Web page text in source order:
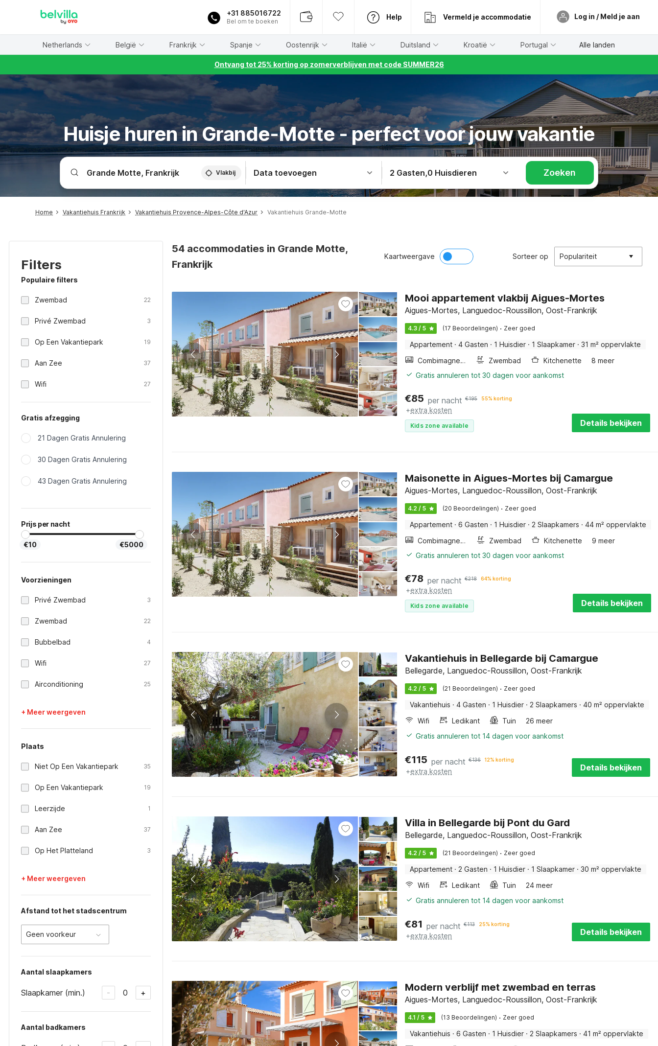
+31 885016722
Bel om te boeken
Help Vermeld je accommodatie Log in / Meld je aan
Netherlands België Frankrijk Spanje Oostenrijk Italië Duitsland Kroatië Portugal Alle landen
Ontvang tot 25% korting op zomerverblijven met code SUMMER26
Huisje huren in Grande-Motte - perfect voor jouw vakantie
Vlakbij Data toevoegen 2 Gasten,0 Huisdieren Zoeken
Home Vakantiehuis Frankrijk Vakantiehuis Provence-Alpes-Côte d'Azur Vakantiehuis Grande-Motte
Filters
Populaire filters
Zwembad 22
Privé Zwembad 3
Op Een Vakantiepark 19
Aan Zee 37
Wifi 27
Gratis afzegging
21 Dagen Gratis Annulering
30 Dagen Gratis Annulering
43 Dagen Gratis Annulering
Prijs per nacht
€10 €5000
Voorzieningen
Privé Zwembad 3
Zwembad 22
Bubbelbad 4
Wifi 27
Airconditioning 25
+ Meer weergeven
Plaats
Niet Op Een Vakantiepark 35
Op Een Vakantiepark 19
Leerzijde 1
Aan Zee 37
Op Het Platteland 3
+ Meer weergeven
Afstand tot het stadscentrum
Geen voorkeur
Aantal slaapkamers
Slaapkamer (min.) - 0 +
Aantal badkamers
54 accommodaties in Grande Motte,
Frankrijk
Kaartweergave Sorteer op Populariteit
Mooi appartement vlakbij Aigues-Mortes
Aigues-Mortes, Languedoc-Roussillon, Oost-Frankrijk
4.3 / 5 (17 Beoordelingen) · Zeer goed
Appartement · 4 Gasten · 1 Huisdier · 1 Slaapkamer · 31 m² oppervlakte
Combimagnetron
Zwembad Kitchenette
8 meer
Gratis annuleren tot 30 dagen voor aankomst
€85 per nacht €195 55% korting
+extra kosten
Kids zone available Details bekijken
Maisonette in Aigues-Mortes bij Camargue
Aigues-Mortes, Languedoc-Roussillon, Oost-Frankrijk
4.2 / 5 (20 Beoordelingen) · Zeer goed
Appartement · 6 Gasten · 1 Huisdier · 2 Slaapkamers · 44 m² oppervlakte
Combimagnetron
Zwembad Kitchenette
9 meer
Gratis annuleren tot 30 dagen voor aankomst
€78 per nacht €218 64% korting
+extra kosten
Kids zone available Details bekijken
Vakantiehuis in Bellegarde bij Camargue
Bellegarde, Languedoc-Roussillon, Oost-Frankrijk
4.2 / 5 (21 Beoordelingen) · Zeer goed
Vakantiehuis · 4 Gasten · 1 Huisdier · 2 Slaapkamers · 40 m² oppervlakte
Wifi
Ledikant Tuin
26 meer
Gratis annuleren tot 14 dagen voor aankomst
€115 per nacht €136 12% korting
+extra kosten Details bekijken
Villa in Bellegarde bij Pont du Gard
Bellegarde, Languedoc-Roussillon, Oost-Frankrijk
4.2 / 5 (21 Beoordelingen) · Zeer goed
Appartement · 2 Gasten · 1 Huisdier · 1 Slaapkamer · 30 m² oppervlakte
Wifi
Ledikant Tuin
24 meer
Gratis annuleren tot 14 dagen voor aankomst
€81 per nacht €113 25% korting
+extra kosten Details bekijken
Modern verblijf met zwembad en terras
Aigues-Mortes, Languedoc-Roussillon, Oost-Frankrijk
4.1 / 5 (13 Beoordelingen) · Zeer goed
Vakantiehuis · 6 Gasten · 1 Huisdier · 2 Slaapkamers · 41 m² oppervlakte